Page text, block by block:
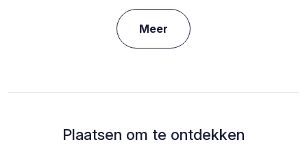
Meer
Plaatsen om te ontdekken